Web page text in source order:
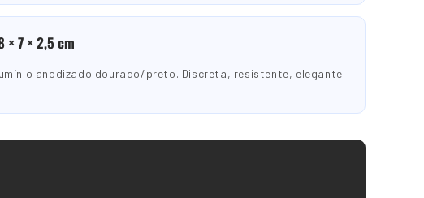
× 7 × 2,5 cm
anodizado dourado/preto. Discreta, resistente, elegante.